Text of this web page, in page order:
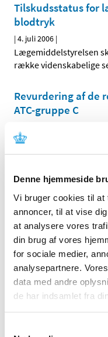
Denne hjemmeside
Vi bruger cookies til at
annoncer, til at vise
at analysere vores
din brug af vores
for sociale medier,
analysepartnere.
data med andre
de har indsamlet fra
Tilskudsstatus for
blodtryk
|4. juli 2006 |
Lægemiddelstyrelsen
række videnskabelige
Revurdering af de
ATC-gruppe C
Lægemiddelstyrelsen
virksomheder og en
Brev til
|7. marts 2006 |
Som et led i arbejdet
tilskudsstatus er
Alle (2506)
TID